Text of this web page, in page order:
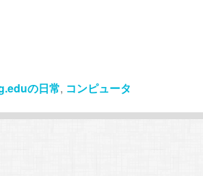
の日常, コンピュータ